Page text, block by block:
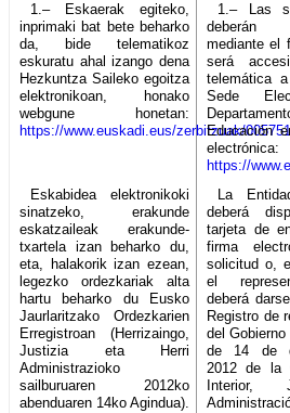
1.– Eskaerak egiteko,
inprimaki bat bete beharko
da, bide telematikoz
eskuratu ahal izango dena
Hezkuntza Saileko egoitza
elektronikoan, honako
webgune honetan:
https://www.euskadi.eus/zerbitzuak/
1.– Las
deberán
mediante el
será
telemática
Sede
Educación
electrónica:
https://
Eskabidea elektronikoki
sinatzeko, erakunde
eskatzaileak erakunde-
txartela izan beharko du,
eta, halakorik izan ezean,
legezko ordezkariak alta
hartu beharko du Eusko
Jaurlaritzako Ordezkarien
Erregistroan (Herrizaingo,
Justizia eta Herri
Administrazioko
sailburuaren 2012ko
abenduaren 14ko Agindua).
La
deberá
tarjeta de
firma
solicitud o,
el
deberá
Registro de
del
de 14 de
2012 de la
Interior,